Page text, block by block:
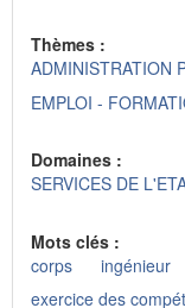
Thèmes :
ADMINISTRATION
EMPLOI -
Domaines :
SERVICES DE
Mots clés :
corps
ingénieur
exercice des